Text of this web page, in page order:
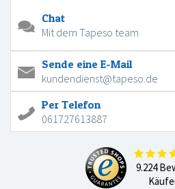
Chat
Mit dem Tapeso team
Sende eine E-Mail
kundendienst@tapeso.de
Per Telefon
061727613887
9.224